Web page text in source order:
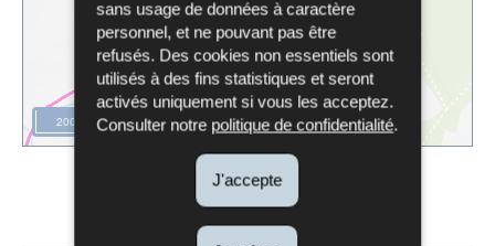
sans usage de données à caractère
personnel, et ne pouvant pas être
refusés. Des cookies non essentiels sont
utilisés à des fins statistiques et seront
activés uniquement si vous les acceptez.
Consulter notre politique de confidentialité.
J'accepte
200 m